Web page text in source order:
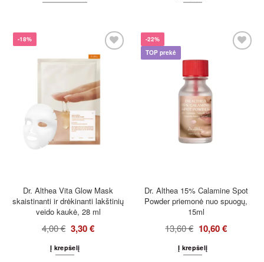
-18%
Dr. Althea Vita Glow Mask
skaistinanti ir drėkinanti lakštinių
veido kaukė, 28 ml
4,00€ 3,30€
Į krepšelį
-22%
TOP prekė
Dr. Althea 15% Calamine Spot
Powder priemonė nuo spuogų,
15ml
13,60€ 10,60€
Į krepšelį